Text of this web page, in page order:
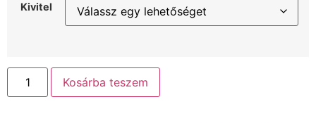
Kivitel
Kosárba teszem